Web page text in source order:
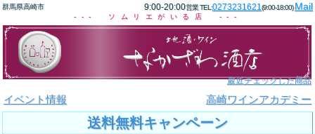
群馬県高崎市 9:00-20:00営業 TEL:0273231621(9:00-18:00)Mail
--- ソムリエがいる店 ---
最近チェックした商品
イベント情報 高崎ワインアカデミー
送料無料キャンペーン